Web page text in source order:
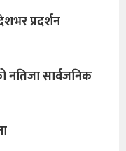
प्रदर्शन
नतिजा सार्वजनिक